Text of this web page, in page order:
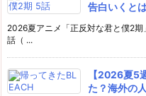
告白いくと
2026夏アニメ「正反対な君と僕2
話（ ...
【2026夏5
た？海外の